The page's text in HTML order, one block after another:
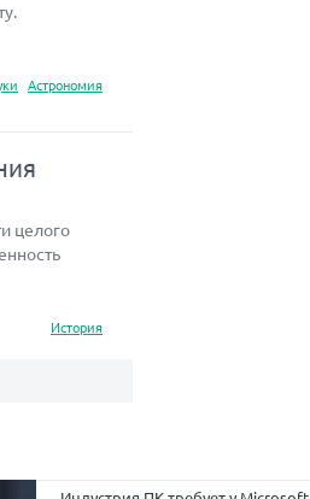
Астрономия
целого
История